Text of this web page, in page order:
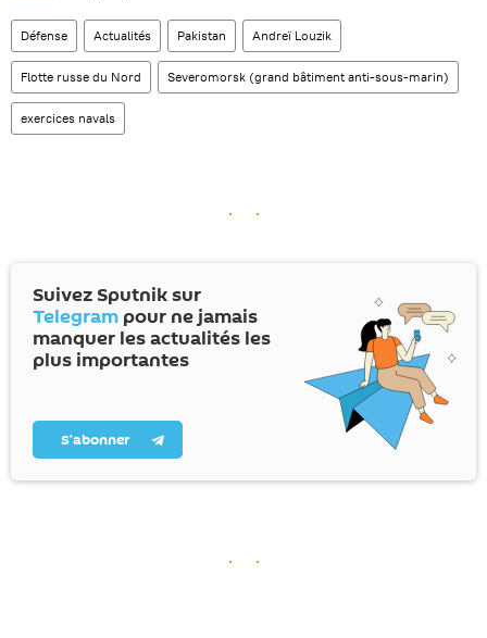
Défense Actualités Pakistan Andreï Louzik
Flotte russe du Nord Severomorsk (grand bâtiment anti-sous-marin)
exercices navals
Suivez Sputnik sur
Telegram pour ne jamais
manquer les actualités les
plus importantes
S’abonner